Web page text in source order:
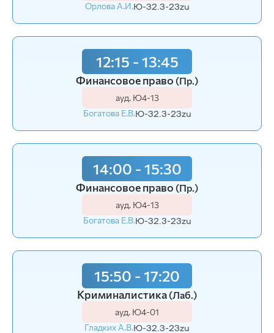
Орлова А.И.Ю-32.3-23zu
12:15 - 13:45
Финансовое право (Пр.)
ауд. Ю4-13
Богатова Е.В.Ю-32.3-23zu
14:00 - 15:30
Финансовое право (Пр.)
ауд. Ю4-13
Богатова Е.В.Ю-32.3-23zu
15:50 - 17:20
Криминалистика(Лаб.)
ауд. Ю4-01
Гладких А.В.Ю-32.3-23zu